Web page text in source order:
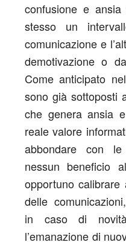
confusione e
stesso un
comunicazione e
demotivazione o
Come anticipato
sono già sottoposti
che genera ansia
reale valore
abbondare con
nessun beneficio
opportuno calibrare
delle
in caso di
l’emanazione di